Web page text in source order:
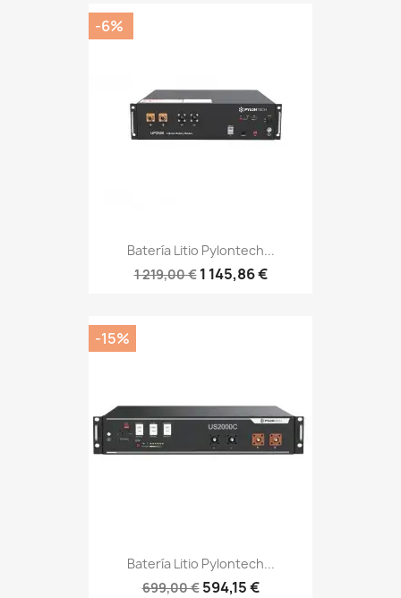
Batería Litio Pylontech...
1 219,00 € 1 145,86 €
-6%
Batería Litio Pylontech...
699,00 € 594,15 €
-15%